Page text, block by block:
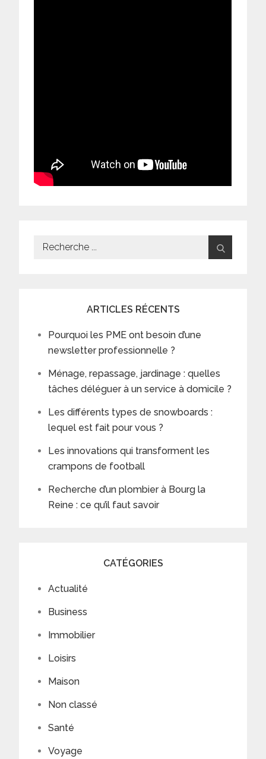
Search
ARTICLES RÉCENTS
Pourquoi les PME ont besoin d’une
newsletter professionnelle ?
Ménage, repassage, jardinage : quelles
tâches déléguer à un service à domicile ?
Les différents types de snowboards :
lequel est fait pour vous ?
Les innovations qui transforment les
crampons de football
Recherche d’un plombier à Bourg la
Reine : ce qu’il faut savoir
CATÉGORIES
Actualité
Business
Immobilier
Loisirs
Maison
Non classé
Santé
Voyage